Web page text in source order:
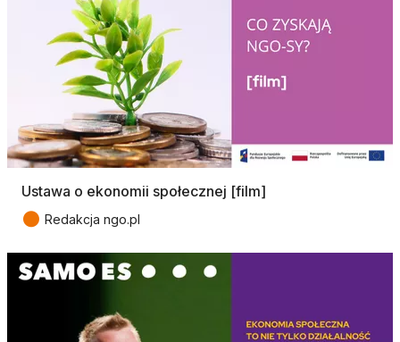
Ustawa o ekonomii społecznej [film]
● Redakcja ngo.pl